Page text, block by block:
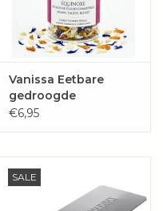
Vanissa Eetbare
gedroogde
bloemblaadjes
€6,95
SALE